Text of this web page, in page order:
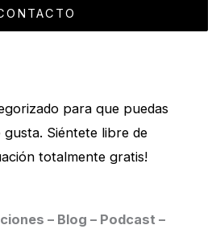
para que puedas
Siéntete libre de
totalmente gratis!
– Blog – Podcast –